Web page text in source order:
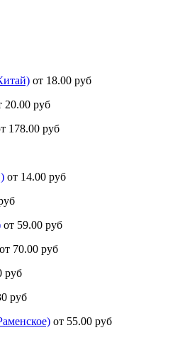
от 18.00 руб
20.00 руб
178.00 руб
от 14.00 руб
от 59.00 руб
от 70.00 руб
руб
руб
от 55.00 руб